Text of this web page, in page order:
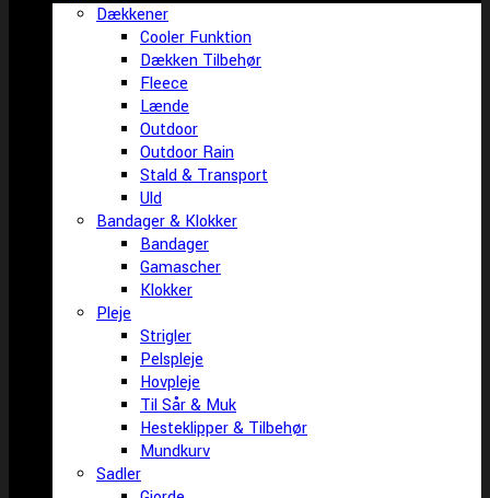
Dækkener
Cooler Funktion
Dækken Tilbehør
Fleece
Lænde
Outdoor
Outdoor Rain
Stald & Transport
Uld
Bandager & Klokker
Bandager
Gamascher
Klokker
Pleje
Strigler
Pelspleje
Hovpleje
Til Sår & Muk
Hesteklipper & Tilbehør
Mundkurv
Sadler